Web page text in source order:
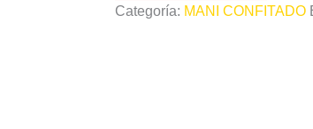
Kilo
Categoría:MANI CONFITADO